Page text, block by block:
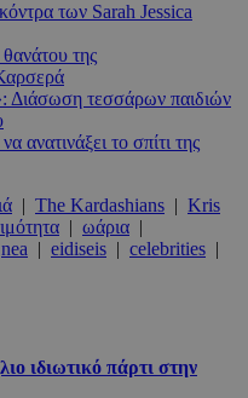
των Sarah Jessica
της
Διάσωση τεσσάρων παιδιών
ανατινάξει το σπίτι της
| The Kardashians | Kris
| ωάρια |
nea | eidiseis | celebrities |
ιδιωτικό πάρτι στην